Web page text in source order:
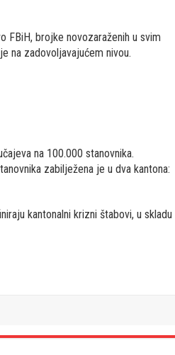
FBiH, brojke novozaraženih u svim
na zadovoljavajućem nivou.
na 100.000 stanovnika.
zabilježena je u dva kantona:
kantonalni krizni štabovi, u skladu